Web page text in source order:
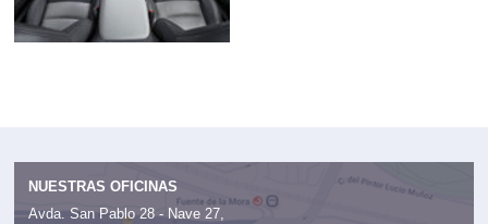
NUESTRAS OFICINAS
Avda. San Pablo 28 - Nave 27,